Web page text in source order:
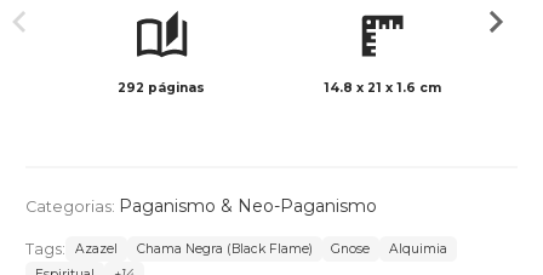
292 páginas 14.8 x 21 x 1.6 cm
Categorias: Paganismo & Neo-Paganismo
Tags: Azazel Chama Negra (Black Flame) Gnose
Alquimia